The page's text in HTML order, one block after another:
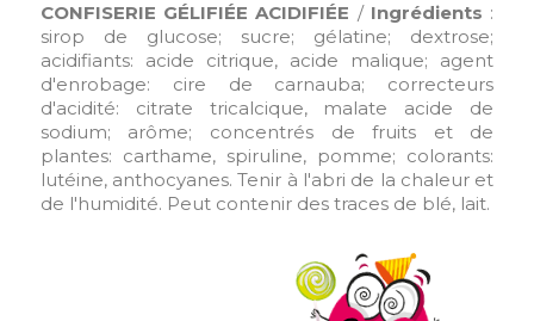
CONFISERIE GÉLIFIÉE ACIDIFIÉE / Ingrédients :
sirop de glucose; sucre; gélatine; dextrose;
acidifiants: acide citrique, acide malique; agent
d'enrobage: cire de carnauba; correcteurs
d'acidité: citrate tricalcique, malate acide de
sodium; arôme; concentrés de fruits et de
plantes: carthame, spiruline, pomme; colorants:
lutéine, anthocyanes. Tenir à l'abri de la chaleur et
de l'humidité. Peut contenir des traces de blé, lait.